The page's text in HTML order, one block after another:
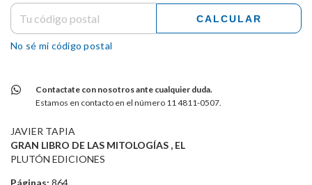
CALCULAR
No sé mi código postal
Contactate con nosotros ante cualquier duda.
Estamos en contacto en el número 11 4811-0507.
JAVIER TAPIA
GRAN LIBRO DE LAS MITOLOGÍAS , EL
PLUTÓN EDICIONES
Páginas: 864